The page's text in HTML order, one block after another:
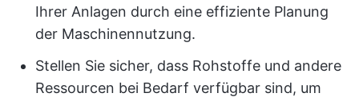
Ihrer Anlagen durch eine effiziente Planung
der Maschinennutzung.
Stellen Sie sicher, dass Rohstoffe und andere
Ressourcen bei Bedarf verfügbar sind, um